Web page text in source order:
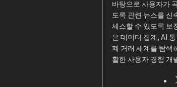
바탕으로 사용자가
도록 관련 뉴스를 신
세스할 수 있도록 보
은 데이터 집계, AI
폐 거래 세계를 탐색
활한 사용자 경험 개